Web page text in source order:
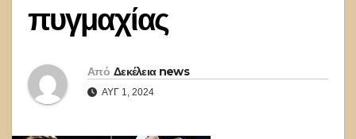
πυγμαχίας
Από Δεκέλεια news
ΑΥΓ 1, 2024